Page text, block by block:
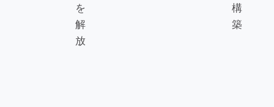
を
解
放
構
築